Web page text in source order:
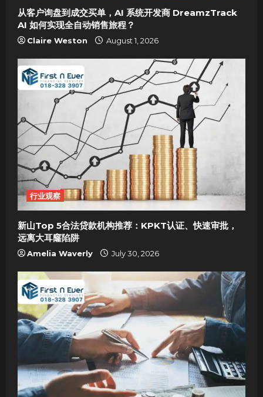
o
n
从客户询盘到成交买单，AI 系统开发商 DreamzTrack
AI 如何实现全自动销售旅程？
Claire Weston August 1, 2026
行业观察
新山Top 5合法贷款机构推荐：KPKT认证、快速审批，
远离大耳窿陷阱
Amelia Waverly July 30, 2026